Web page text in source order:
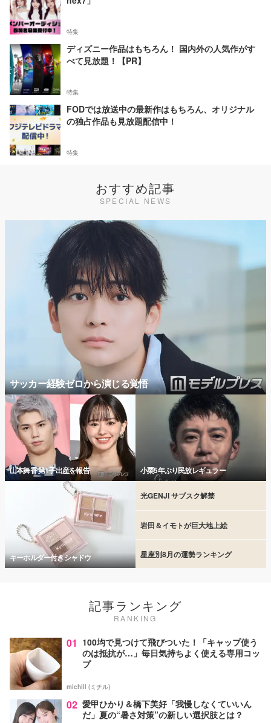
特集
ディズニー作品はもちろん！ 国内外の人気作がす
べて見放題！【PR】
特集
FODでは放送中の最新作はもちろん、オリジナル
の独占作品も見放題配信中！
特集
おすすめ記事
SPECIAL NEWS
サッカー経験ゼロから演じる覚悟
山本舞香 第1子出産を報告 小栗5年ぶり民放レギュラー
キーホルダー付きシャドウ
光GENJI サブスク解禁
岩田＆イモトが巨大地上絵
星座別8月の運勢ランキング
記事ランキング
RANKING
01 100均で見つけて飛びついた！「キャップ使う
のは抵抗が…」毎日気持ちよく使える専用コッ
プ
michill (ミチル)
02 愛甲ひかり＆橋下美好「我慢しなくていいん
だ」夏の“暑さ対策”の新しい選択肢とは？